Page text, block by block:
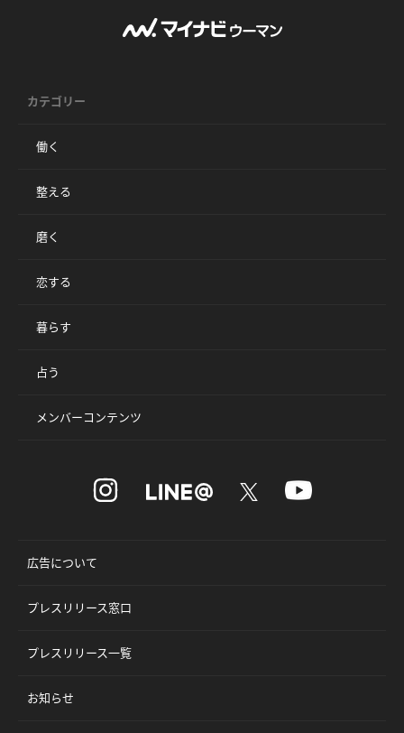
カテゴリー
働く
整える
磨く
恋する
暮らす
占う
メンバーコンテンツ
広告について
プレスリリース窓口
プレスリリース一覧
お知らせ